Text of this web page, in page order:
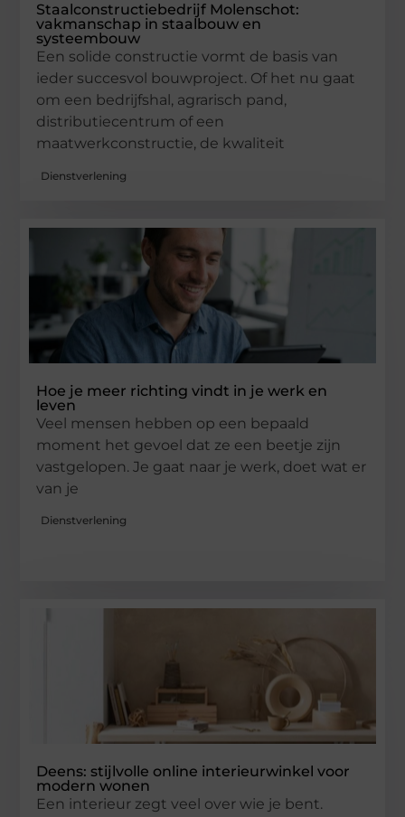
Staalconstructiebedrijf Molenschot:
vakmanschap in staalbouw en
systeembouw
Een solide constructie vormt de basis van
ieder succesvol bouwproject. Of het nu gaat
om een bedrijfshal, agrarisch pand,
distributiecentrum of een
maatwerkconstructie, de kwaliteit
Dienstverlening
Hoe je meer richting vindt in je werk en
leven
Veel mensen hebben op een bepaald
moment het gevoel dat ze een beetje zijn
vastgelopen. Je gaat naar je werk, doet wat er
van je
Dienstverlening
Deens: stijlvolle online interieurwinkel voor
modern wonen
Een interieur zegt veel over wie je bent.